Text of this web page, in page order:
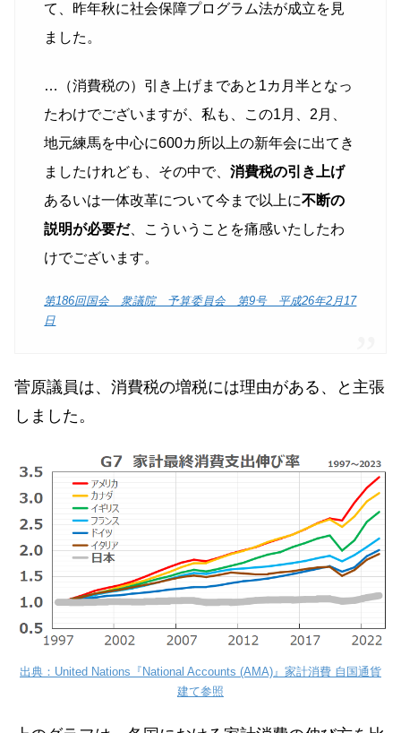
て、昨年秋に社会保障プログラム法が成立を見
ました。
…（消費税の）引き上げまであと1カ月半となっ
たわけでございますが、私も、この1月、2月、
地元練馬を中心に600カ所以上の新年会に出てき
ましたけれども、その中で、消費税の引き上げ
あるいは一体改革について今まで以上に不断の
説明が必要だ、こういうことを痛感いたしたわ
けでございます。
第186回国会 衆議院 予算委員会 第9号 平成26年2月17
日
菅原議員は、消費税の増税には理由がある、と主張
しました。
出典：United Nations『National Accounts (AMA)』家計消費 自国通貨
建て参照